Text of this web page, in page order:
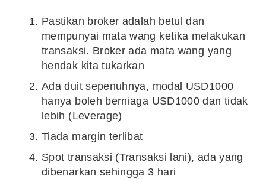
Pastikan broker adalah betul dan
mempunyai mata wang ketika melakukan
transaksi. Broker ada mata wang yang
hendak kita tukarkan
Ada duit sepenuhnya, modal USD1000
hanya boleh berniaga USD1000 dan tidak
lebih (Leverage)
Tiada margin terlibat
Spot transaksi (Transaksi lani), ada yang
dibenarkan sehingga 3 hari